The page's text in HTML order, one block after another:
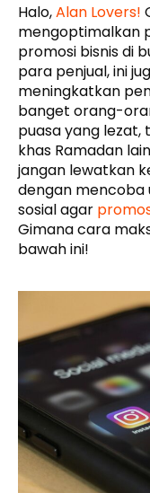
Halo,Alan Lovers!
mengoptimalkan
promosi bisnis di
para penjual, ini
meningkatkan
banget orang-
puasa yang lezat,
khas Ramadan
jangan lewatkan
dengan mencoba
sosial agar
Gimana cara
bawah ini!